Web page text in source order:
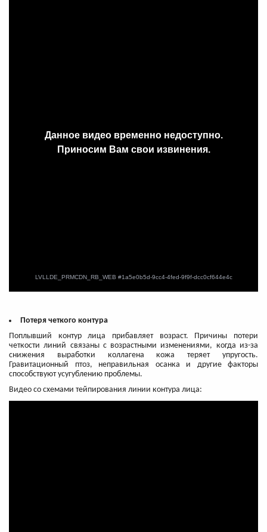
Потеря четкого контура
Поплывший контур лица прибавляет возраст. Причины потери
четкости линий связаны с возрастными изменениями, когда из-за
снижения выработки коллагена кожа теряет упругость.
Гравитационный птоз, неправильная осанка и другие факторы
способствуют усугублению проблемы.
Видео со схемами тейпирования линии контура лица: